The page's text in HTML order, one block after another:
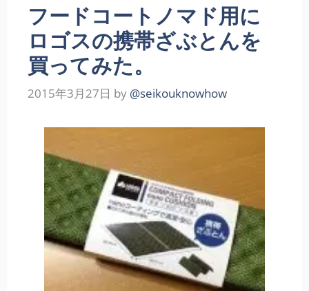
フードコートノマド用に
ロゴスの携帯ざぶとんを
買ってみた。
2015年3月27日 by @seikouknowhow